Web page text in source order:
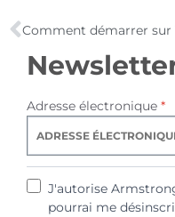
Adresse électronique *
J'autorise
pourrai me